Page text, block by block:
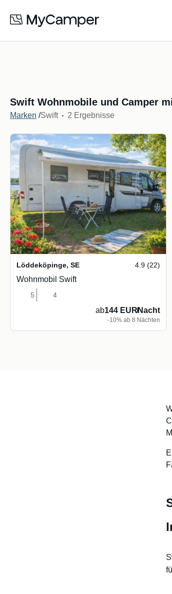
Swift Wohnmobile und Camper
Marken /Swift 2 Ergebnisse
Löddeköpinge, SE 4.9 (22)
Wohnmobil Swift
5 4
ab144 EUR/Nacht
-10% ab 8 Nächten